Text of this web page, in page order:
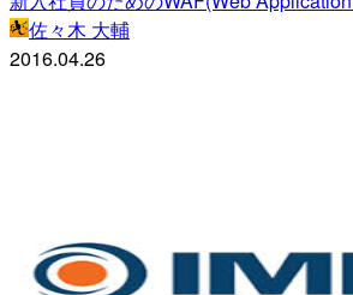
佐々木 大輔
2016.04.26